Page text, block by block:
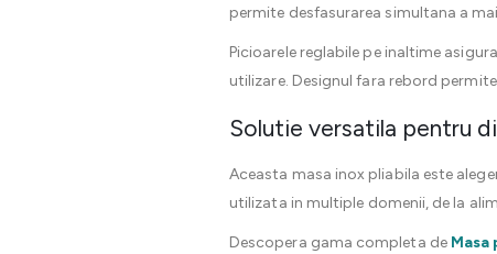
permite desfasurarea simultana a
Picioarele reglabile pe inaltime
utilizare. Designul fara rebord
Solutie versatila pentru
Aceasta masa inox pliabila este
utilizata in multiple domenii, de la
Descopera gama completa de Masa